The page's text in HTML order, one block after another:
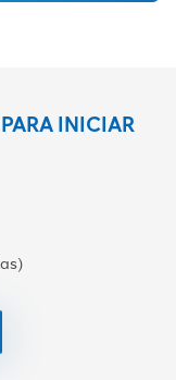
INICIAR